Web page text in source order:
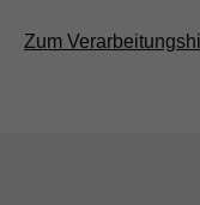
Zum